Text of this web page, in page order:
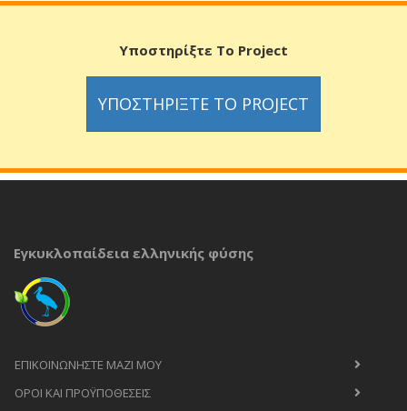
Υποστηρίξτε Το Project
ΥΠΟΣΤΗΡΊΞΤΕ ΤΟ PROJECT
Εγκυκλοπαίδεια ελληνικής φύσης
ΕΠΙΚΟΙΝΩΝΉΣΤΕ ΜΑΖΊ ΜΟΥ
ΟΡΟΙ ΚΑΙ ΠΡΟΫΠΟΘΈΣΕΙΣ